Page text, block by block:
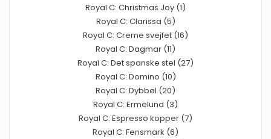
Royal C: Christmas Joy (1)
Royal C: Clarissa (5)
Royal C: Creme svejfet (16)
Royal C: Dagmar (11)
Royal C: Det spanske stel (27)
Royal C: Domino (10)
Royal C: Dybbøl (20)
Royal C: Ermelund (3)
Royal C: Espresso kopper (7)
Royal C: Fensmark (6)